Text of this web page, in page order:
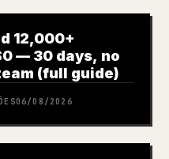
12,000+
— 30 days, no
(full guide)
06/08/2026